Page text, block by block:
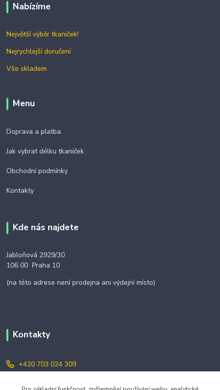
Nabízíme
Největší výběr tkaniček!
Nejrychlejší doručení
Vše skladem
Menu
Doprava a platba
Jak vybrat délku tkaniček
Obchodní podmínky
Kontakty
Kde nás najdete
Jabloňová 2929/30
106 00 Praha 10
(na této adrese není prodejna ani výdejní místo)
Kontakty
+420 703 024 309
objednavky@zavazuj.cz